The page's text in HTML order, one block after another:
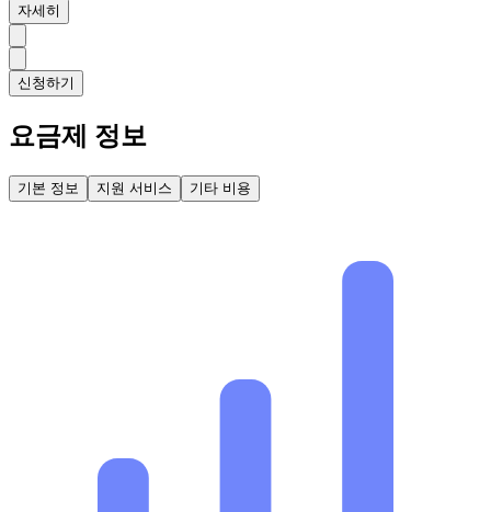
자세히
신청하기
요금제 정보
기본 정보 지원 서비스 기타 비용